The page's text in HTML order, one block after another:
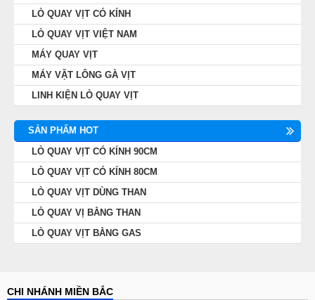
LÒ QUAY VỊT CÓ KÍNH
LÒ QUAY VỊT VIỆT NAM
MÁY QUAY VỊT
MÁY VẶT LÔNG GÀ VỊT
LINH KIỆN LÒ QUAY VỊT
SẢN PHẨM HOT
LÒ QUAY VỊT CÓ KÍNH 90CM
LÒ QUAY VỊT CÓ KÍNH 80CM
LÒ QUAY VỊT DÙNG THAN
LÒ QUAY VỊ BẰNG THAN
LÒ QUAY VỊT BẰNG GAS
CHI NHÁNH MIỀN BẮC